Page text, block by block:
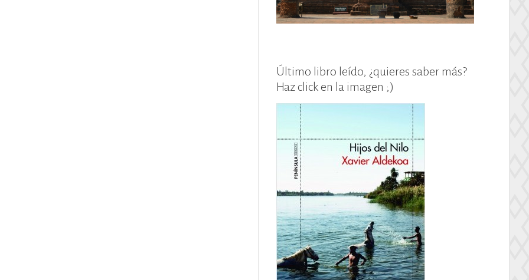
Último libro leído, ¿quieres saber más?
Haz click en la imagen ;)